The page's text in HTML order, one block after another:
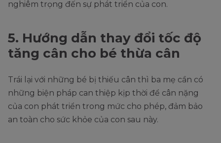
nghiêm trọng đến sự phát triển của con.
5. Hướng dẫn thay đổi tốc độ
tăng cân cho bé thừa cân
Trái lại với những bé bị thiếu cân thì ba mẹ cần có
những biện pháp can thiệp kịp thời để cân nặng
của con phát triển trong mức cho phép, đảm bảo
an toàn cho sức khỏe của con sau này.